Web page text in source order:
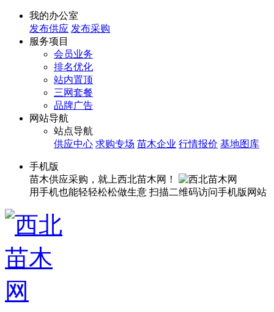
我的办公室
发布供应 发布采购
服务项目
会员业务
排名优化
站内置顶
三网套餐
品牌广告
网站导航
站点导航
供应中心 求购专场 苗木企业 行情报价 基地图库
手机版
苗木供应采购，就上西北苗木网！
用手机也能轻轻松松做生意 扫描二维码访问手机版网站